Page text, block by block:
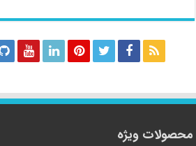
محصولات ویژه